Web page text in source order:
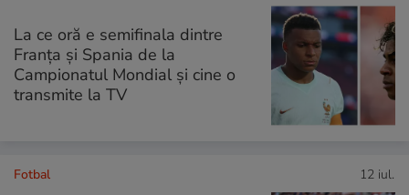
La ce oră e semifinala dintre
Franța și Spania de la
Campionatul Mondial și cine o
transmite la TV
Fotbal 12 iul.